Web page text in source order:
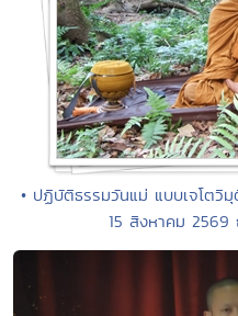
• ปฏิบัติธรรมวันแม่ แบบเจโตวิ
15 สิงหาคม